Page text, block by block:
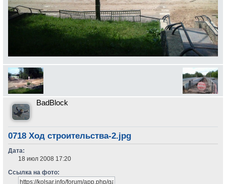
BadBlock
0718 Ход строительства-2.jpg
Дата:
18 июл 2008 17:20
Ссылка на фото: